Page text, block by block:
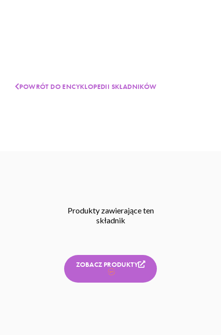
POWRÓT DO ENCYKLOPEDII SKŁADNIKÓW
Produkty zawierające ten
składnik
ZOBACZ PRODUKTY